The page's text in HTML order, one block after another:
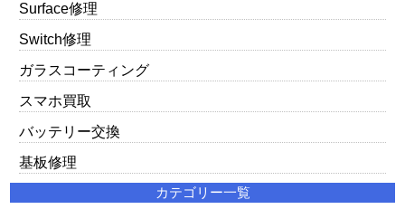
Surface修理
Switch修理
ガラスコーティング
スマホ買取
バッテリー交換
基板修理
カテゴリー一覧